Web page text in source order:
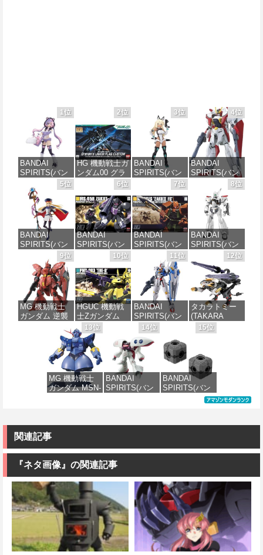
1位
BANDAI
SPIRITS(バン
ダイ スピリッ
ツ) 30MS SIS-
J00 メルンジ
ャ[カラーA] 色
分け済みプラ
モデル
価格：¥4,200
2位
HG 機動戦士ガ
ンダム00 グラ
ハム専用ユニ
オンフラッグ
カスタム 1/144
スケール 色分
け済みプラモ
デル
価格：¥1,850
3位
BANDAI
SPIRITS(バン
ダイスピリッ
ツ) 30MS SIS-
H00 セスティ
エ[カラーC] 色
分け済みプラ
モデル
価格：¥4,682
4位
BANDAI
SPIRITS(バン
ダイ スピリッ
ツ) HGAW 機
動新世紀ガン
ダムX ガンダ
ムエアマスタ
ー 1/144スケー
ル 色分け済み
プラモデル
価格：¥3,732
5位
BANDAI
SPIRITS(バン
ダイ スピリッ
ツ) 30MS
Fate/Grand
Order アルトリ
ア・キャスタ
ー 色分け済み
プラモデル
価格：¥7,800
6位
BANDAI
SPIRITS(バン
ダイ スピリッ
ツ) HGUC 機動
戦士ガンダム
ザクI(黒い三連
星仕様) 1/144
スケール 色分
け済みプラモ
デル
価格：¥2,200
7位
BANDAI
SPIRITS(バン
ダイ スピリッ
ツ) HGUC
1/144 ザクII
(ガルマ専用機)
(機動戦士ガン
ダム)
価格：¥2,880
8位
BANDAI
SPIRITS(バン
ダイ スピリッ
ツ) 機動警察パ
トレイバー
EZY RG 1/48
AV-98Plus (イ
ングラム・プ
ラス) 色分け済
みプラモデル
9位
MG 機動戦士
ガンダム 逆襲
04 サザビー
Ver.Ka 1/100ス
ケール 色分け
済みプラモデ
価格：¥15,000
10位
HGUC 機動戦
士Zガンダム
PMX-003 ジ・
オ 1/144スケー
ル 色分け済み
プラモデル
価格：¥4,300
11位
BANDAI
SPIRITS(バン
ダイ スピリッ
ツ) FULL
MECHANICS
機動戦士ガン
ダム 水星の魔
女 ガンダムエ
アリアル 1/100
スケール 色分
12位
タカラトミー
(TAKARA
TOMY) T-
SPARK
MODEL リアラ
イズモデル
ZOIDS ゾイド
RMZ-025 ライ
ガーゼロファ
ルコン (ZBF)
13位
MG 機動戦士
ガンダム MSN-
ラモデル
14位
BANDAI
SPIRITS(バン
ダム キュベレ
プラモデル
15位
BANDAI
SPIRITS(バン
ダイ スピリッ
(EXジョイント
ラモデル
関連記事
『ネタ画像』の関連記事